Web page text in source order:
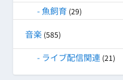
魚飼育 (29)
音楽 (585)
ライブ配信関連 (21)